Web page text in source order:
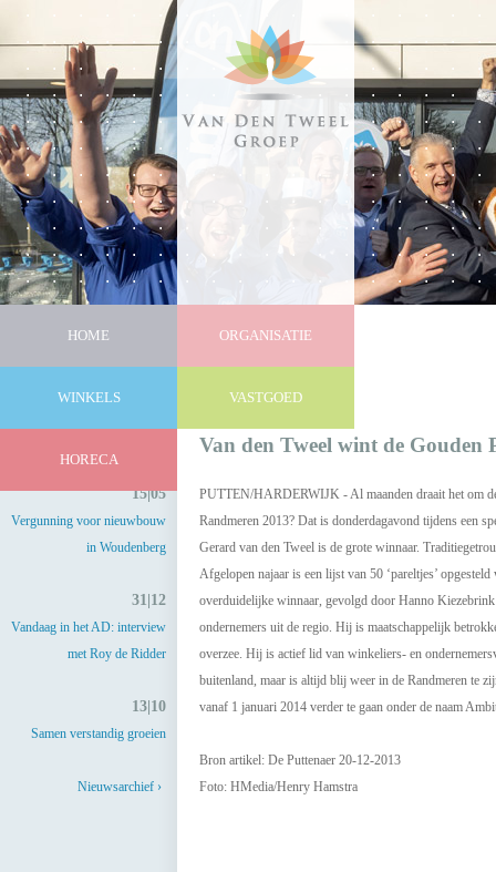
HOME ORGANISATIE
WINKELS VASTGOED
HORECA
15|05
Vergunning voor nieuwbouw
in Woudenberg
31|12
Vandaag in het AD: interview
met Roy de Ridder
13|10
Samen verstandig groeien
Nieuwsarchief ›
Van den Tweel wint de Gouden
PUTTEN/HARDERWIJK - Al maanden draait het om
Randmeren 2013? Dat is donderdagavond tijdens een
Gerard van den Tweel is de grote winnaar.
Afgelopen najaar is een lijst van 50 ‘pareltjes’
overduidelijke winnaar, gevolgd door Hanno
ondernemers uit de regio. Hij is maatschappelijk
overzee. Hij is actief lid van winkeliers- en
buitenland, maar is altijd blij weer in de Randmeren te
vanaf 1 januari 2014 verder te gaan onder de naam
Bron artikel: De Puttenaer 20-12-2013
Foto: HMedia/Henry Hamstra